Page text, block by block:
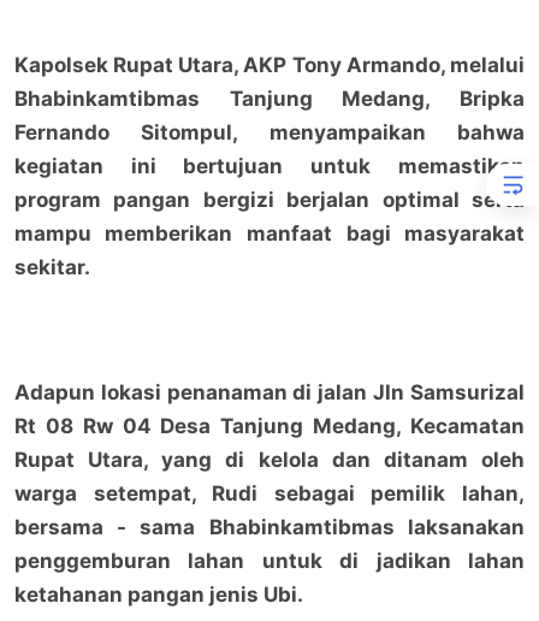
Kapolsek Rupat Utara, AKP Tony Armando, melalui
Bhabinkamtibmas Tanjung Medang, Bripka
Fernando Sitompul, menyampaikan bahwa
kegiatan ini bertujuan untuk memastikan
program pangan bergizi berjalan optimal serta
mampu memberikan manfaat bagi masyarakat
sekitar.
Adapun lokasi penanaman di jalan Jln Samsurizal
Rt 08 Rw 04 Desa Tanjung Medang, Kecamatan
Rupat Utara, yang di kelola dan ditanam oleh
warga setempat, Rudi sebagai pemilik lahan,
bersama - sama Bhabinkamtibmas laksanakan
penggemburan lahan untuk di jadikan lahan
ketahanan pangan jenis Ubi.